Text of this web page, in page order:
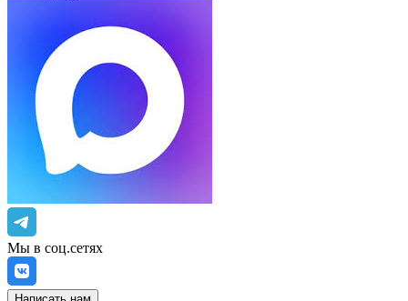
Мы в соц.сетях